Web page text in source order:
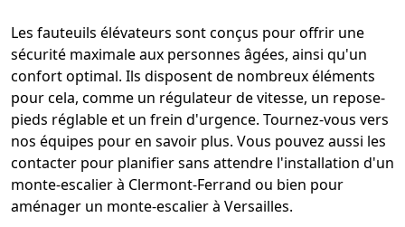
Les fauteuils élévateurs sont conçus pouroffrir une
sécurité maximale aux personnes âgées, ainsi qu'un
confort optimal. Ils disposent de nombreux éléments
pour cela, comme un régulateur de vitesse, un repose-
pieds réglable et un frein d'urgence. Tournez-vous vers
nos équipes pour en savoir plus. Vous pouvez aussi les
contacter pour planifier sans attendre l'installation d'un
monte-escalierà Clermont-Ferrand ou bien pour
aménager un monte-escalier à Versailles.